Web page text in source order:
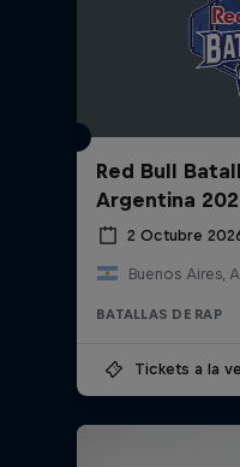
Red Bull
Argentina
2 Octubre
Buenos Aires,
BATALLAS DE RAP
Tickets a la